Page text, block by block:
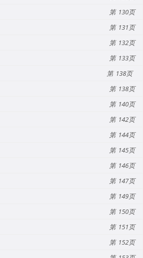
130
131
132
133
138
138
140
142
144
145
146
147
149
150
151
152